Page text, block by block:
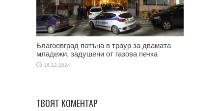
Благоевград потъна в траур за двамата
младежи, задушени от газова печка
16.12.2024
ТВОЯТ КОМЕНТАР